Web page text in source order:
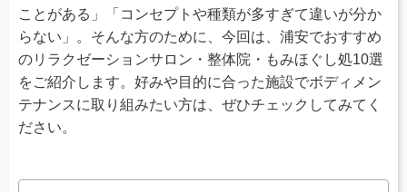
ことがある」「コンセプトや種類が多すぎて違いが分か
らない」。そんな方のために、今回は、浦安でおすすめ
のリラクゼーションサロン・整体院・もみほぐし処10選
をご紹介します。好みや目的に合った施設でボディメン
テナンスに取り組みたい方は、ぜひチェックしてみてく
ださい。